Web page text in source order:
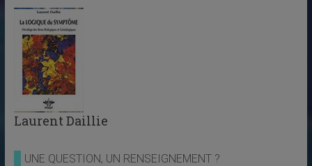
Laurent Daillie
UNE QUESTION, UN RENSEIGNEMENT ?